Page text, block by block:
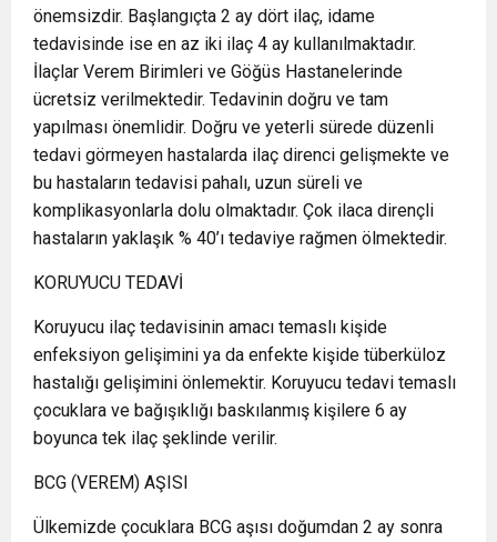
önemsizdir. Başlangıçta 2 ay dört ilaç, idame
tedavisinde ise en az iki ilaç 4 ay kullanılmaktadır.
İlaçlar Verem Birimleri ve Göğüs Hastanelerinde
ücretsiz verilmektedir. Tedavinin doğru ve tam
yapılması önemlidir. Doğru ve yeterli sürede düzenli
tedavi görmeyen hastalarda ilaç direnci gelişmekte ve
bu hastaların tedavisi pahalı, uzun süreli ve
komplikasyonlarla dolu olmaktadır. Çok ilaca dirençli
hastaların yaklaşık % 40’ı tedaviye rağmen ölmektedir.
KORUYUCU TEDAVİ
Koruyucu ilaç tedavisinin amacı temaslı kişide
enfeksiyon gelişimini ya da enfekte kişide tüberküloz
hastalığı gelişimini önlemektir. Koruyucu tedavi temaslı
çocuklara ve bağışıklığı baskılanmış kişilere 6 ay
boyunca tek ilaç şeklinde verilir.
BCG (VEREM) AŞISI
Ülkemizde çocuklara BCG aşısı doğumdan 2 ay sonra